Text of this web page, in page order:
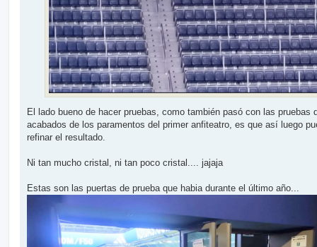
El lado bueno de hacer pruebas, como también pasó con las pruebas
acabados de los paramentos del primer anfiteatro, es que así luego
refinar el resultado.
Ni tan mucho cristal, ni tan poco cristal.... jajaja
Estas son las puertas de prueba que habia durante el último año...